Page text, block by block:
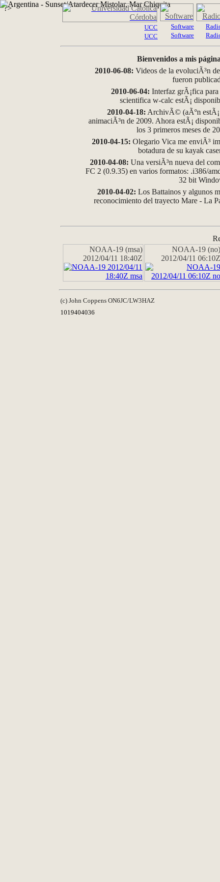
?>
UCC
UCC
Software
Software
Bienvenidos a mis
2010-06-08: Videos de la evoluciÃ³n
fueron
2010-06-04: Interfaz grÃ¡fica
scientifica w-calc estÃ¡
2010-04-18: ArchivÃ© (aÃºn
animaciÃ³n de 2009. Ahora estÃ¡
los 3 primeros meses de
2010-04-15: Olegario Vica me enviÃ³
botadura de su kayak
2010-04-08: Una versiÃ³n nueva del
FC 2 (0.9.35) en varios formatos: .i386/
32 bit
2010-04-02: Los Battainos y algunos
reconocimiento del trayecto Mare - La
NOAA-19 (msa)
2012/04/11 18:40Z
NOAA-19 (no)
2012/04/11 06:10Z
(c) John Coppens ON6JC/LW3HAZ
1019404036